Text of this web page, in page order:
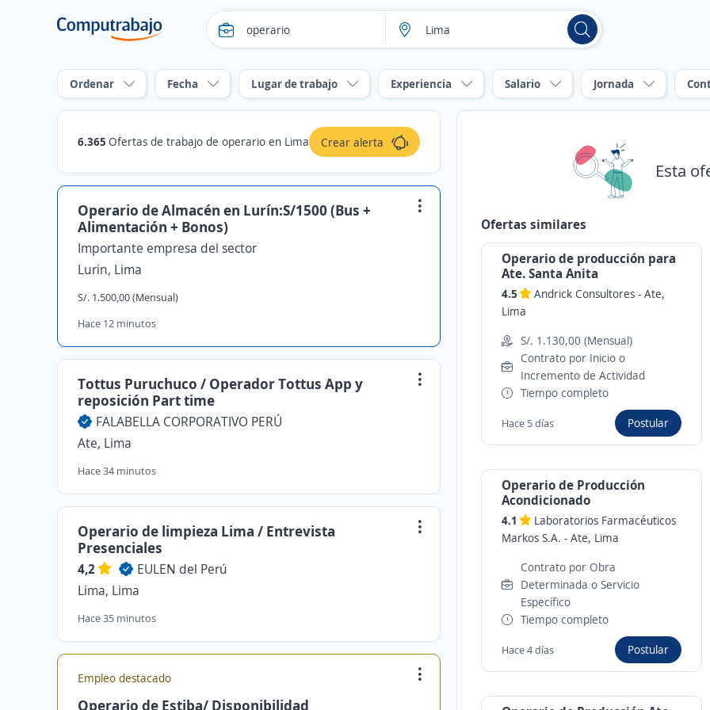
Ordenar Fecha Lugar de trabajo Experiencia Salario Jornada
6.365 Ofertas de trabajo de operario en Lima Crear alerta
Operario de Almacén en Lurín:S/1500 (Bus +
Alimentación + Bonos)
Importante empresa del sector
Lurin, Lima
S/. 1.500,00 (Mensual)
Hace 12 minutos
Tottus Puruchuco / Operador Tottus App y
reposición Part time
FALABELLA CORPORATIVO PERÚ
Ate, Lima
Hace 34 minutos
Operario de limpieza Lima / Entrevista
Presenciales
4,2
EULEN del Perú
Lima, Lima
Hace 35 minutos
Empleo destacado
Operario de Estiba/ Disponibilidad
Esta
Ofertas similares
Operario de producción para
Ate. Santa Anita
4.5 Andrick Consultores -Ate,
Lima
S/. 1.130,00 (Mensual)
Contrato por Inicio o
Incremento de Actividad
Tiempo completo
Hace 5 días Postular
Operario de Producción
Acondicionado
4.1
Laboratorios Farmacéuticos
Markos S.A. -Ate, Lima
Contrato por Obra
Determinada o Servicio
Específico
Tiempo completo
Hace 4 días Postular